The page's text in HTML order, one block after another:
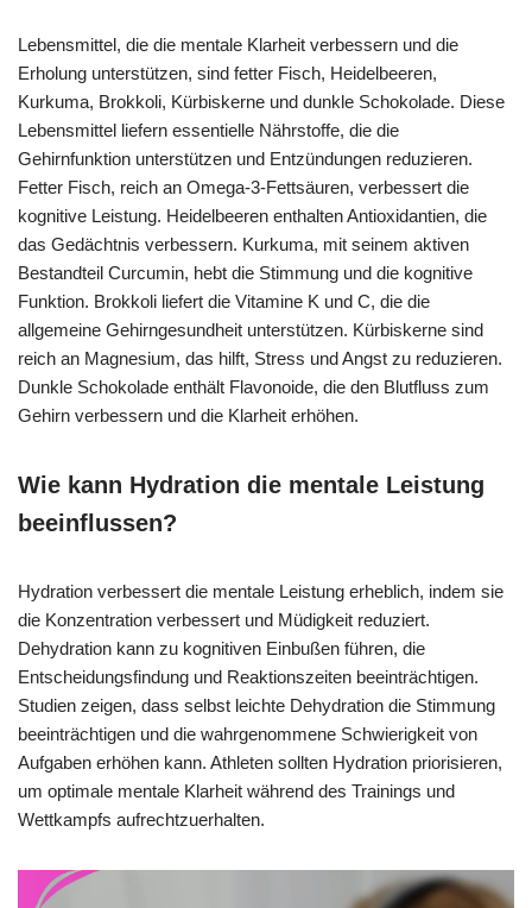
Lebensmittel, die die mentale Klarheit verbessern und die
Erholung unterstützen, sind fetter Fisch, Heidelbeeren,
Kurkuma, Brokkoli, Kürbiskerne und dunkle Schokolade. Diese
Lebensmittel liefern essentielle Nährstoffe, die die
Gehirnfunktion unterstützen und Entzündungen reduzieren.
Fetter Fisch, reich an Omega-3-Fettsäuren, verbessert die
kognitive Leistung. Heidelbeeren enthalten Antioxidantien, die
das Gedächtnis verbessern. Kurkuma, mit seinem aktiven
Bestandteil Curcumin, hebt die Stimmung und die kognitive
Funktion. Brokkoli liefert die Vitamine K und C, die die
allgemeine Gehirngesundheit unterstützen. Kürbiskerne sind
reich an Magnesium, das hilft, Stress und Angst zu reduzieren.
Dunkle Schokolade enthält Flavonoide, die den Blutfluss zum
Gehirn verbessern und die Klarheit erhöhen.
Wie kann Hydration die mentale Leistung
beeinflussen?
Hydration verbessert die mentale Leistung erheblich, indem sie
die Konzentration verbessert und Müdigkeit reduziert.
Dehydration kann zu kognitiven Einbußen führen, die
Entscheidungsfindung und Reaktionszeiten beeinträchtigen.
Studien zeigen, dass selbst leichte Dehydration die Stimmung
beeinträchtigen und die wahrgenommene Schwierigkeit von
Aufgaben erhöhen kann. Athleten sollten Hydration priorisieren,
um optimale mentale Klarheit während des Trainings und
Wettkampfs aufrechtzuerhalten.